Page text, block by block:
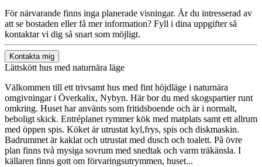
För närvarande finns inga planerade visningar. Är du intresserad av
att se bostaden eller få mer information? Fyll i dina uppgifter så
kontaktar vi dig så snart som möjligt.
Kontakta mig
Lättskött hus med naturnära läge
Välkommen till ett trivsamt hus med fint höjdläge i naturnära
omgivningar i Överkalix, Nybyn. Här bor du med skogspartier runt
omkring. Huset har använts som fritidsboende och är i normalt,
beboligt skick. Entréplanet rymmer kök med matplats samt ett allrum
med öppen spis. Köket är utrustat kyl,frys, spis och diskmaskin.
Badrummet är kaklat och utrustat med dusch och toalett. På övre
plan finns två mysiga sovrum med snedtak och varm träkänsla. I
källaren finns gott om förvaringsutrymmen, huset...